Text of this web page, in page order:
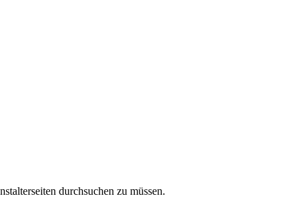
durchsuchen zu müssen.